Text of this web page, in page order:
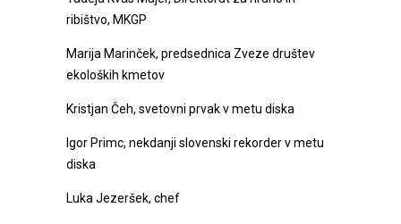
ribištvo, MKGP
Marija Marinček, predsednica Zveze društev
ekoloških kmetov
Kristjan Čeh, svetovni prvak v metu diska
Igor Primc, nekdanji slovenski rekorder v metu
diska
Luka Jezeršek, chef